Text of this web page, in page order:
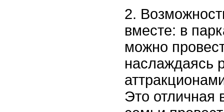
2.
вместе: в
можно
наслаждаясь
Это отличная